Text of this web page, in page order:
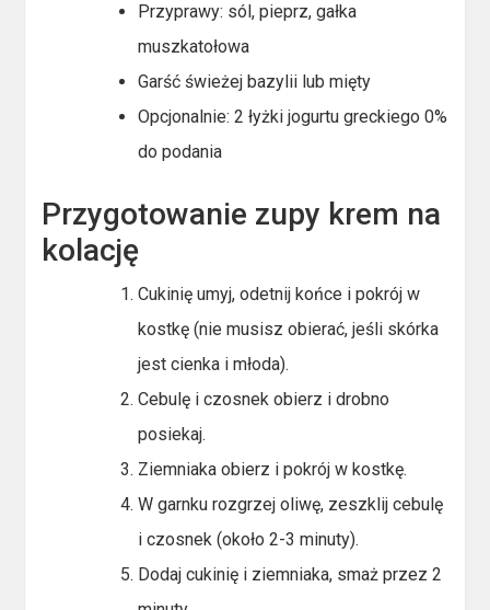
Przyprawy: sól, pieprz, gałka
muszkatołowa
Garść świeżej bazylii lub mięty
Opcjonalnie: 2 łyżki jogurtu greckiego 0%
do podania
Przygotowanie zupy krem na
kolację
Cukinię umyj, odetnij końce i pokrój w
kostkę (nie musisz obierać, jeśli skórka
jest cienka i młoda).
Cebulę i czosnek obierz i drobno
posiekaj.
Ziemniaka obierz i pokrój w kostkę.
W garnku rozgrzej oliwę, zeszklij cebulę
i czosnek (około 2-3 minuty).
Dodaj cukinię i ziemniaka, smaż przez 2